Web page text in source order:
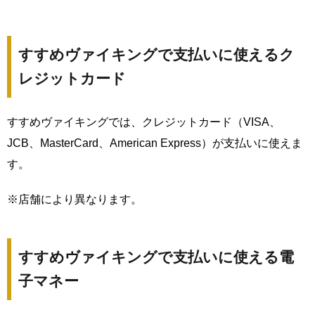
すすめヴァイキングで支払いに使えるク
レジットカード
すすめヴァイキングでは、クレジットカード（VISA、
JCB、MasterCard、American Express）が支払いに使えま
す。
※店舗により異なります。
すすめヴァイキングで支払いに使える電
子マネー